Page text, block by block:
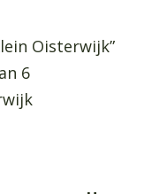
Oisterwijk”
6